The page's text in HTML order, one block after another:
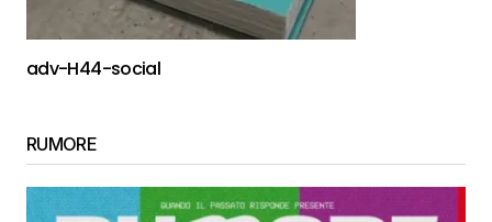
adv-H44-social
RUMORE